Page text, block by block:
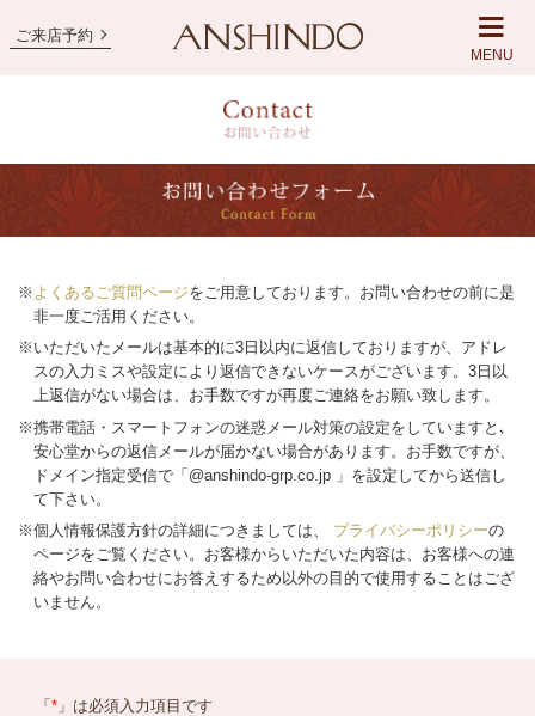
ご来店予約
MENU
※ よくあるご質問ページをご用意しております。お問い合わせの前に是
非一度ご活用ください。
※いただいたメールは基本的に3日以内に返信しておりますが、アドレ
スの入力ミスや設定により返信できないケースがございます。3日以
上返信がない場合は、お手数ですが再度ご連絡をお願い致します。
※携帯電話・スマートフォンの迷惑メール対策の設定をしていますと､
安心堂からの返信メールが届かない場合があります。お手数ですが、
ドメイン指定受信で「@anshindo-grp.co.jp 」を設定してから送信し
て下さい。
※個人情報保護方針の詳細につきましては、 プライバシーポリシーの
ページをご覧ください。お客様からいただいた内容は、お客様への連
絡やお問い合わせにお答えするため以外の目的で使用することはござ
いません。
「 」は必須入力項目です